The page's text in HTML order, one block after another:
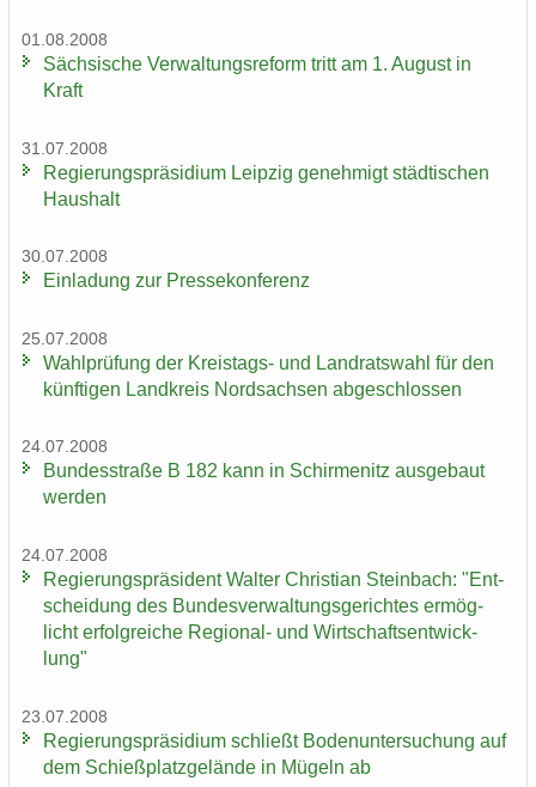
01.08.2008
Säch­si­sche Ver­wal­tungs­re­form tritt am 1. Au­gust in
Kraft
31.07.2008
Re­gie­rungs­prä­si­di­um Leip­zig ge­neh­migt städ­ti­schen
Haus­halt
30.07.2008
Ein­la­dung zur Pres­se­kon­fe­renz
25.07.2008
Wahl­prü­fung der Kreistags-​ und Land­rats­wahl für den
künf­ti­gen Land­kreis Nord­sach­sen ab­ge­schlos­sen
24.07.2008
Bun­des­stra­ße B 182 kann in Schir­menitz aus­ge­baut
wer­den
24.07.2008
Re­gie­rungs­prä­si­dent Wal­ter Chris­ti­an Stein­bach: "Ent­
schei­dung des Bun­des­ver­wal­tungs­ge­rich­tes er­mög­
licht er­folg­rei­che Regional-​ und Wirt­schafts­ent­wick­
lung"
23.07.2008
Re­gie­rungs­prä­si­di­um schließt Bo­den­un­ter­su­chung auf
dem Schieß­platz­ge­län­de in Mü­geln ab